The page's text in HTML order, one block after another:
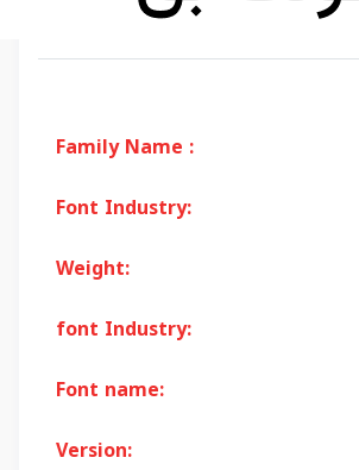
Family Name :
Font Industry:
Weight:
font Industry:
Font name:
Version: